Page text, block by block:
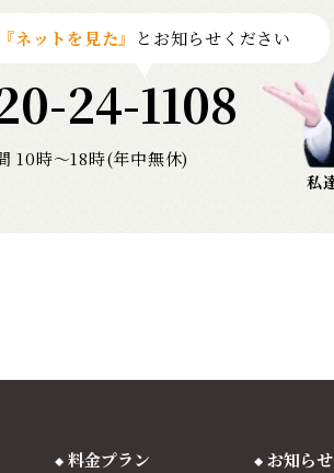
『ネットを見た』 とお知らせください
24-1108
10時〜18時(年中無休)
私
料金プラン お知らせ